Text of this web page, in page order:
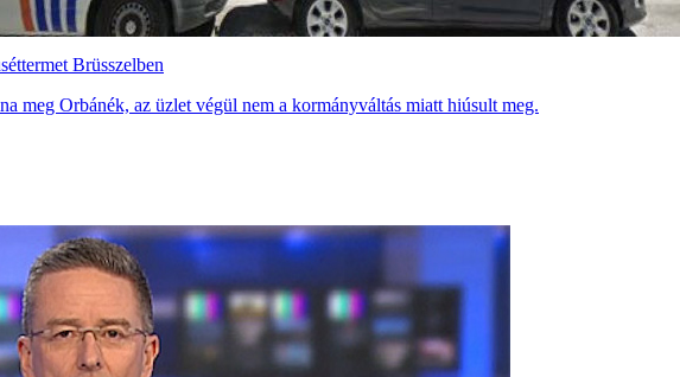
Brüsszelben
meg Orbánék, az üzlet végül nem a kormányváltás miatt hiúsult meg.